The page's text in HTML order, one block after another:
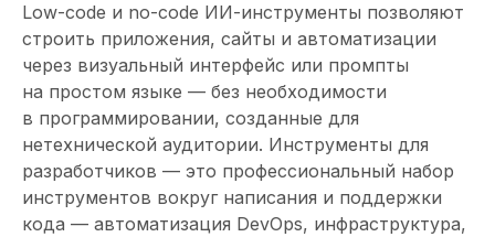
Low-code и no-code ИИ-инструменты позволяют
строить приложения, сайты и автоматизации
через визуальный интерфейс или промпты
на простом языке — без необходимости
в программировании, созданные для
нетехнической аудитории. Инструменты для
разработчиков — это профессиональный набор
инструментов вокруг написания и поддержки
кода — автоматизация DevOps, инфраструктура,